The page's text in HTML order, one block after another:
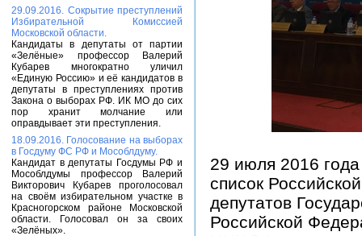
29.09.2016. Сокрытие преступлений
Избирательной Комиссией
Московской области.
Кандидаты в депутаты от партии
«Зелёные» профессор Валерий
Кубарев многократно уличил
«Единую Россию» и её кандидатов в
депутаты в преступлениях против
Закона о выборах РФ. ИК МО до сих
пор хранит молчание или
оправдывает эти преступления.
18.09.2016. Голосование на выборах
в Госдуму ФС РФ и Мособлдуму.
Кандидат в депутаты Госдумы РФ и
Мособлдумы профессор Валерий
Викторович Кубарев проголосовал
на своём избирательном участке в
Красногорском районе Московской
области. Голосовал он за своих
«Зелёных».
29 июля 2016
список
депутатов
Российской